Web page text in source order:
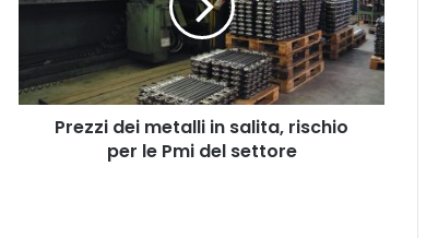
salita,
Pmi
Prezzi dei metalli in salita, rischio
per le Pmi del settore